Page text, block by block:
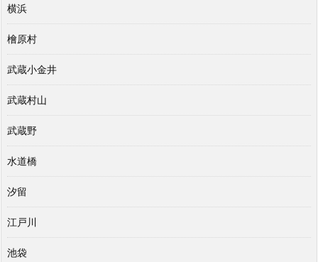
横浜
檜原村
武蔵小金井
武蔵村山
武蔵野
水道橋
汐留
江戸川
池袋